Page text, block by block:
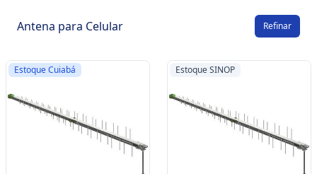
Antena para Celular Refinar
Estoque Cuiabá Estoque SINOP